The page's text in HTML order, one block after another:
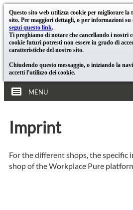
Questo sito web utilizza cookie per migliorare la
sito. Per maggiori dettagli, o per informazioni su
segui questo link.
Ti preghiamo di notare che cancellando i nostri
cookie futuri potresti non essere in grado di
caratteristiche del nostro sito.
Chiudendo questo messaggio, o iniziando la
accetti l'utilizzo dei cookie.
MENU
Imprint
For the different shops, the specific
shop of the Workplace Pure